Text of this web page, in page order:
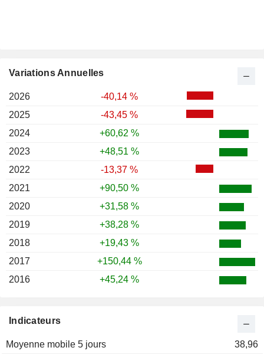
Indicateurs
Moyenne mobile 5 jours
38,96
Variations Annuelles
2026
-40,14 %
2025
-43,45 %
2024
+60,62 %
2023
+48,51 %
2022
-13,37 %
2021
+90,50 %
2020
+31,58 %
2019
+38,28 %
2018
+19,43 %
2017
+150,44 %
2016
+45,24 %